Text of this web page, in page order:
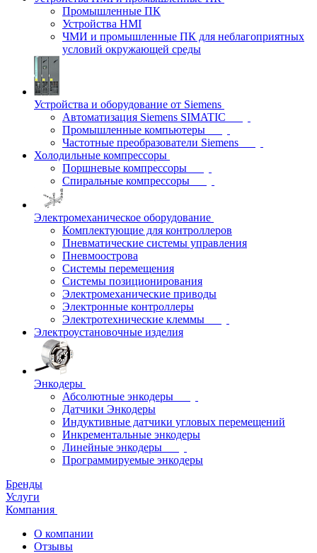
Промышленные ПК
Устройства HMI
ЧМИ и промышленные ПК для неблагоприятных
условий окружающей среды
Устройства и оборудование от Siemens
Автоматизация Siemens SIMATIC
Промышленные компьютеры
Частотные преобразователи Siemens
Холодильные компрессоры
Поршневые компрессоры
Спиральные компрессоры
Электромеханическое оборудование
Комплектующие для контроллеров
Пневматические системы управления
Пневмоострова
Системы перемещения
Системы позиционирования
Электромеханические приводы
Электронные контроллеры
Электротехнические клеммы
Электроустановочные изделия
Энкодеры
Абсолютные энкодеры
Датчики Энкодеры
Индуктивные датчики угловых перемещений
Инкрементальные энкодеры
Линейные энкодеры
Программируемые энкодеры
Бренды
Услуги
Компания
О компании
Отзывы